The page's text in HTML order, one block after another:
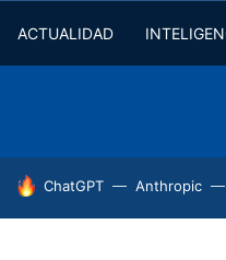
ACTUALIDAD
HOY SE HABLA DE
ChatGPT Anthropic